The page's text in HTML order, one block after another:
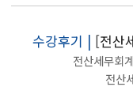
수강후기 | [전산
전산세무회
전산
오시는길
국비지원 무료교육